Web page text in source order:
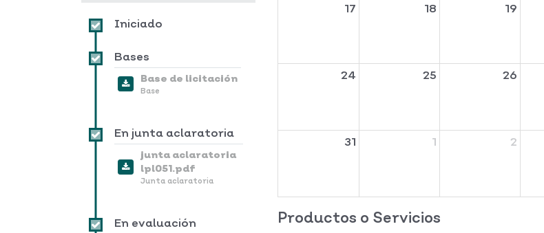
Iniciado
Bases
Base de licitación
Base
En junta aclaratoria
junta aclaratoria
lpl051.pdf
Junta aclaratoria
En evaluación
17 18 19
24 25 26
31 1 2
Productos o Servicios